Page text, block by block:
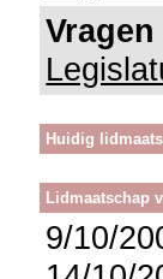
Huidig
Lidmaatschap
9/10/